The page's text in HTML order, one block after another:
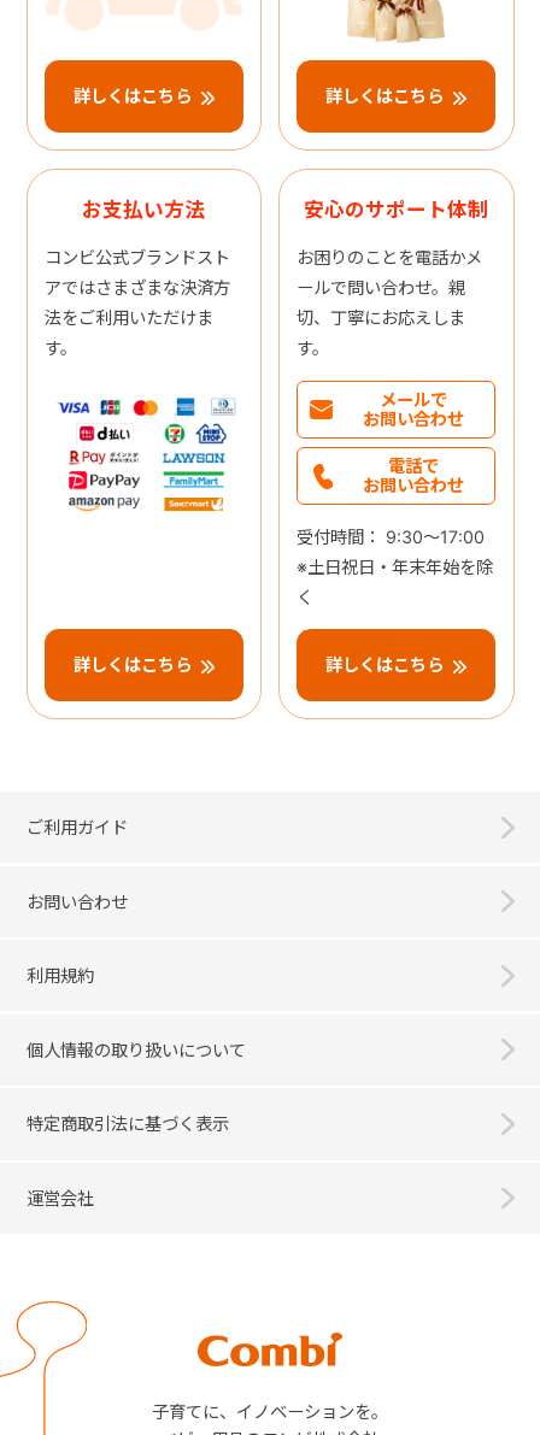
詳しくはこちら 詳しくはこちら
お支払い方法
コンビ公式ブランドスト
アではさまざまな決済方
法をご利用いただけま
す。
詳しくはこちら
安心のサポート体制
お困りのことを電話かメ
ールで問い合わせ。親
切、丁寧にお応えしま
す。
メールで
お問い合わせ
電話で
お問い合わせ
受付時間： 9:30～17:00
※土日祝日・年末年始を除
く
詳しくはこちら
ご利用ガイド
お問い合わせ
利用規約
個人情報の取り扱いについて
特定商取引法に基づく表示
運営会社
子育てに、イノベーションを。